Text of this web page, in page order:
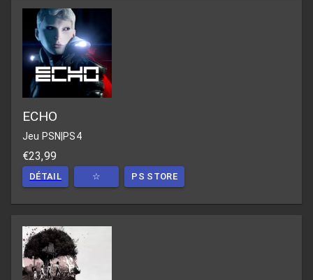
ECHO
Jeu PSN PS4
€23,99
DÉTAIL ☆ PS STORE